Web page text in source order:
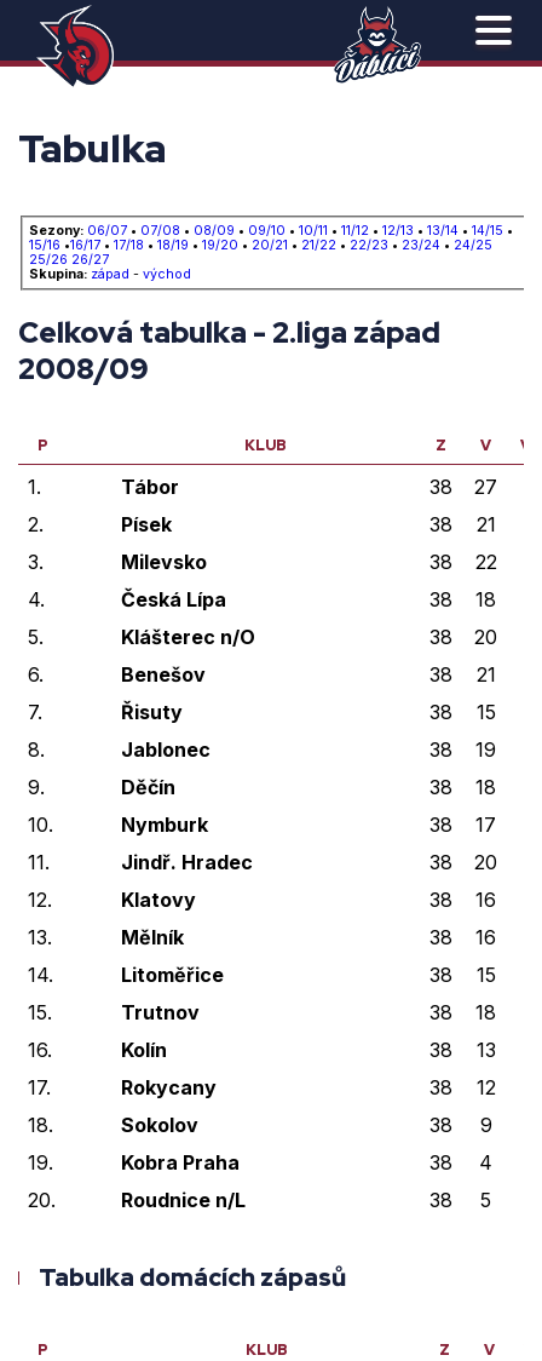
Tabulka
Sezony: 06/07 • 07/08 • 08/09 • 09/10 • 10/11 • 11/12 • 12/13 • 13/14 • 14/15 •
15/16 •16/17 • 17/18 • 18/19 • 19/20 • 20/21 • 21/22 • 22/23 • 23/24 • 24/25
25/26 26/27
Skupina: západ - východ
Celková tabulka - 2.liga západ
2008/09
P KLUB Z V VP
1. Tábor 38 27
2.
Písek 38 21
3.
Milevsko 38 22
4.
Česká Lípa 38 18
5.
Klášterec n/O 38 20
6.
Benešov 38 21
7.
Řisuty 38 15
8.
Jablonec 38 19
9.
Děčín 38 18
10.
Nymburk 38 17
11.
Jindř. Hradec 38 20
12.
Klatovy 38 16
13.
Mělník 38 16
14.
Litoměřice 38 15
15.
Trutnov 38 18
16.
Kolín 38 13
17.
Rokycany 38 12
18.
Sokolov 38 9
19.
Kobra Praha 38 4
20.
Roudnice n/L 38 5
Tabulka domácích zápasů
P KLUB Z V